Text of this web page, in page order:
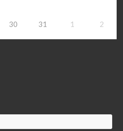
30 31 1 2